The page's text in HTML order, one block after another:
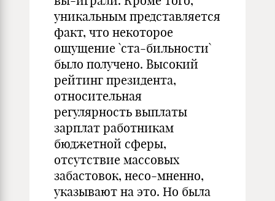
уникальным представляется
факт, что некоторое
ощущение `ста-бильности`
было получено. Высокий
рейтинг президента,
относительная
регулярность выплаты
зарплат работникам
бюджетной сферы,
отсутствие массовых
забастовок, несо-мненно,
указывают на это. Но была